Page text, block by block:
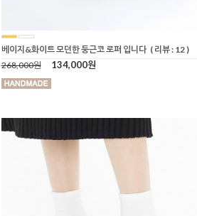
베이지&화이트 모던한 둥근코 로퍼 입니다 ( 리뷰 : 12 )
268,000원
134,000원